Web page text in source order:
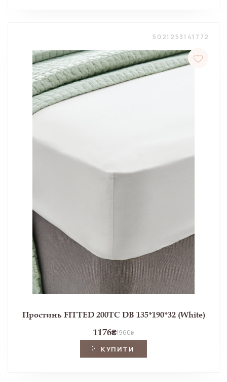
5021253141772
Простинь FITTED 200TC DB 135*190*32 (White)
1176₴1960₴
КУПИТИ